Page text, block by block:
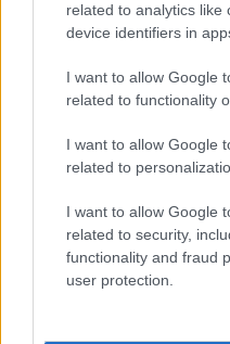
related to analytics like
device identifiers in
I want to allow Google
related to functionality
I want to allow Google
related to
I want to allow Google
related to security,
functionality and fraud
user protection.
budžetā
tēlu
Jaunās
saņems
mēneša
“Bērniem
Galkina